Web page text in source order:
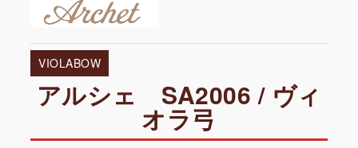
VIOLABOW
アルシェ SA2006 / ヴィ
オラ弓